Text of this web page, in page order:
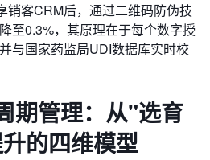
销客CRM后，通过二维码防伪技
至0.3%，其原理在于每个数字授
与国家药监局UDI数据库实时校
期管理：从"选育
的四维模型